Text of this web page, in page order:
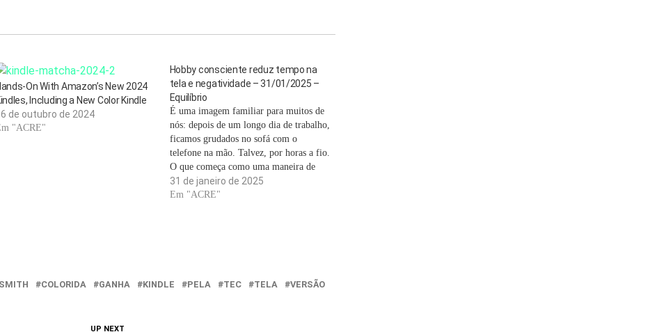
On With Amazon’s New 2024
Including a New Color Kindle
de outubro de 2024
"ACRE"
Hobby consciente reduz tempo na
tela e negatividade – 31/01/2025 –
Equilíbrio
É uma imagem familiar para muitos de
nós: depois de um longo dia de trabalho,
ficamos grudados no sofá com o
telefone na mão. Talvez, por horas a fio.
O que começa como uma maneira de
relaxar a mente ou ficar por dentro das
notícias, rapidamente se transforma em
31 de janeiro de 2025
Em "ACRE"
COLORIDA GANHA KINDLE PELA TEC TELA
VERSÃO
UP NEXT